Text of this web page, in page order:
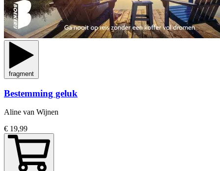
fragment
Bestemming geluk
Aline van Wijnen
€ 19,99